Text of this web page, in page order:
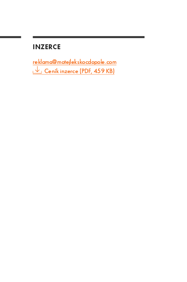
INZERCE
reklama@motejlekskocdopole.com
Ceník inzerce (PDF, 459 KB)